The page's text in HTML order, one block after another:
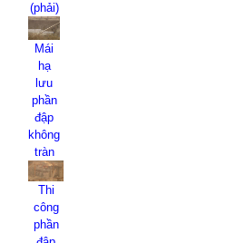
(phải)
Mái
hạ
lưu
phần
đập
không
tràn
Thi
công
phần